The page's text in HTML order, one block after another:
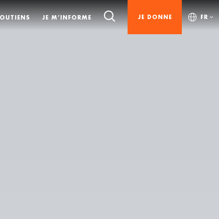
JE M’INFORME JE DONNE FR